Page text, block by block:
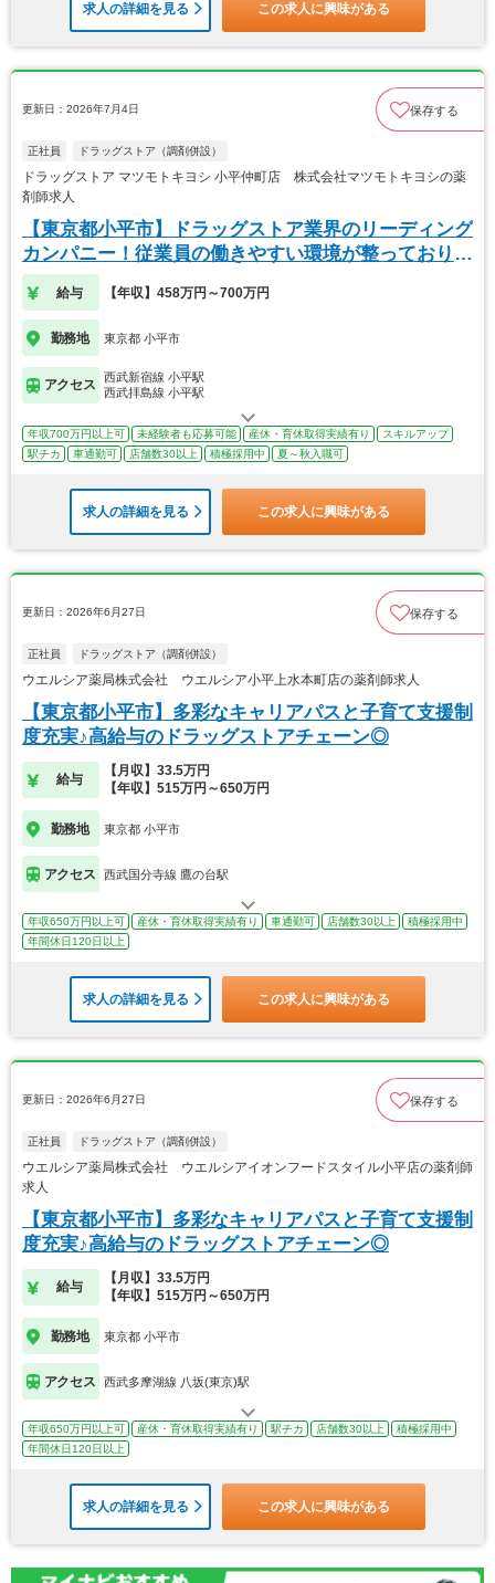
求人の詳細を見る この求人に興味がある
更新日：2026年7月4日 保存する
正社員 ドラッグストア（調剤併設）
ドラッグストア マツモトキヨシ 小平仲町店 株式会社マツモトキヨシの薬
剤師求人
【東京都小平市】ドラッグストア業界のリーディング
カンパニー！従業員の働きやすい環境が整っておりま
す！
給与 【年収】458万円～700万円
勤務地 東京都 小平市
アクセス
西武新宿線 小平駅
西武拝島線 小平駅
年収700万円以上可 未経験者も応募可能 産休・育休取得実績有り
スキルアップ
駅チカ
車通勤可 店舗数30以上 積極採用中 夏～秋入職可
求人の詳細を見る この求人に興味がある
更新日：2026年6月27日 保存する
正社員 ドラッグストア（調剤併設）
ウエルシア薬局株式会社 ウエルシア小平上水本町店の薬剤師求人
【東京都小平市】多彩なキャリアパスと子育て支援制
度充実♪高給与のドラッグストアチェーン◎
給与
【月収】33.5万円
【年収】515万円～650万円
勤務地 東京都 小平市
アクセス 西武国分寺線 鷹の台駅
年収650万円以上可 産休・育休取得実績有り 車通勤可 店舗数30以上
積極採用中
年間休日120日以上
求人の詳細を見る この求人に興味がある
更新日：2026年6月27日 保存する
正社員 ドラッグストア（調剤併設）
ウエルシア薬局株式会社 ウエルシアイオンフードスタイル小平店の薬剤師
求人
【東京都小平市】多彩なキャリアパスと子育て支援制
度充実♪高給与のドラッグストアチェーン◎
給与
【月収】33.5万円
【年収】515万円～650万円
勤務地 東京都 小平市
アクセス 西武多摩湖線 八坂(東京)駅
年収650万円以上可 産休・育休取得実績有り 駅チカ 店舗数30以上
積極採用中
年間休日120日以上
求人の詳細を見る この求人に興味がある